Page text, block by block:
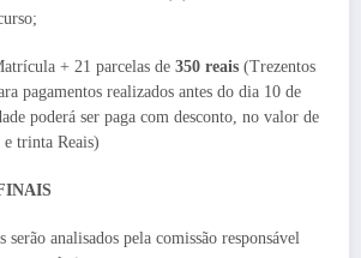
+ 21 parcelas de 350 reais (Trezentos
pagamentos realizados antes do dia 10 de
poderá ser paga com desconto, no valor de
e trinta Reais)
serão analisados pela comissão responsável